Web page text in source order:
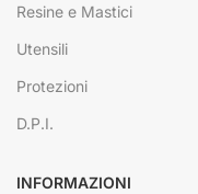
Resine e Mastici
Utensili
Protezioni
D.P.I.
INFORMAZIONI